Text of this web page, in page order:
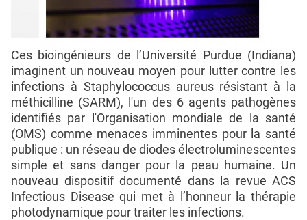
Ces bioingénieurs de l’Université Purdue (Indiana)
imaginent un nouveau moyen pour lutter contre les
infections à Staphylococcus aureus résistant à la
méthicilline (SARM), l'un des 6 agents pathogènes
identifiés par l'Organisation mondiale de la santé
(OMS) comme menaces imminentes pour la santé
publique : un réseau de diodes électroluminescentes
simple et sans danger pour la peau humaine. Un
nouveau dispositif documenté dans la revue ACS
Infectious Disease qui met à l’honneur la thérapie
photodynamique pour traiter les infections.